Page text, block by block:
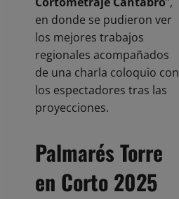
en donde se pudieron ver
los mejores trabajos
regionales acompañados
de una charla coloquio con
los espectadores tras las
proyecciones.
Palmarés Torre
en Corto 2025